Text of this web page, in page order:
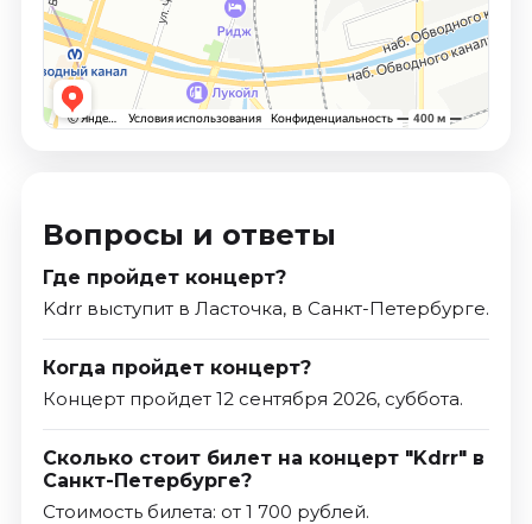
Вопросы и ответы
Где пройдет концерт?
Kdrr выступит в Ласточка, в Санкт-Петербурге.
Когда пройдет концерт?
Концерт пройдет 12 сентября 2026, суббота.
Сколько стоит билет на концерт "Kdrr" в
Санкт-Петербурге?
Стоимость билета: от 1 700 рублей.